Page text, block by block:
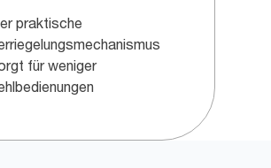
praktische
für weniger